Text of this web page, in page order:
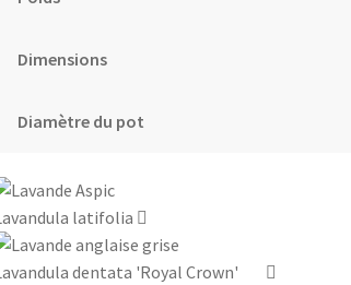
Dimensions
Diamètre du pot
latifolia
dentata 'Royal Crown'